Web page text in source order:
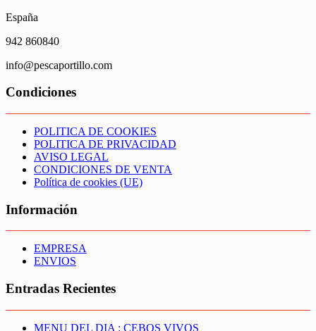
España
942 860840
info@pescaportillo.com
Condiciones
POLITICA DE COOKIES
POLITICA DE PRIVACIDAD
AVISO LEGAL
CONDICIONES DE VENTA
Política de cookies (UE)
Información
EMPRESA
ENVIOS
Entradas Recientes
MENU DEL DIA : CEBOS VIVOS